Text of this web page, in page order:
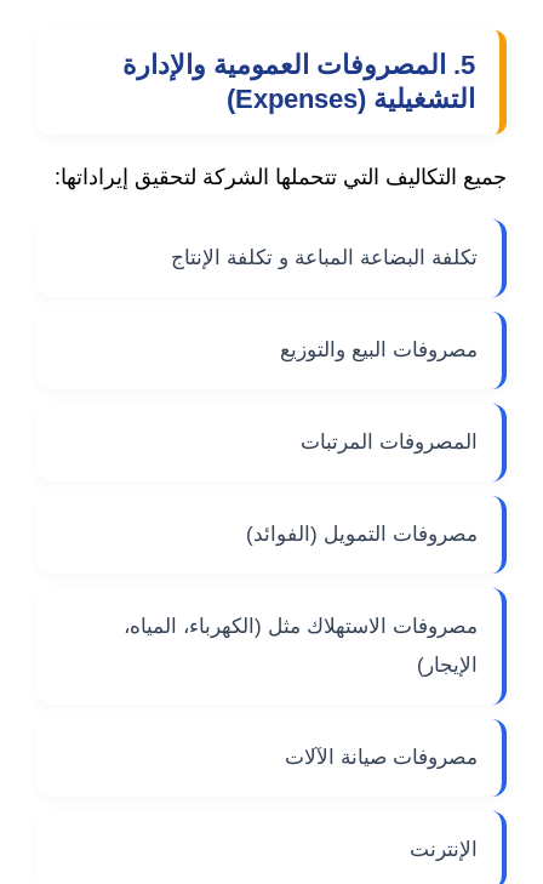
5. المصروفات العمومية والإدارة
التشغيلية (Expenses)
جميع التكاليف التي تتحملها الشركة لتحقيق إيراداتها:
تكلفة البضاعة المباعة و تكلفة الإنتاج
مصروفات البيع والتوزيع
المصروفات المرتبات
مصروفات التمويل (الفوائد)
مصروفات الاستهلاك مثل (الكهرباء، المياه،
الإيجار)
مصروفات صيانة الآلات
الإنترنت